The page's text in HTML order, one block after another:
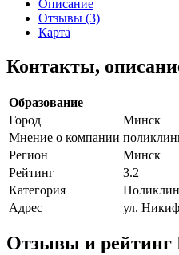
Описание
Отзывы (3)
Карта
Контакты,
Образование
Город
Минск
Мнение о компании
Регион
Минск
Рейтинг
3.2
Категория
Адрес
ул.
Отзывы и рейтинг